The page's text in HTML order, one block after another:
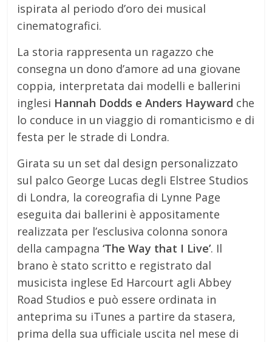
ispirata al periodo d’oro dei musical
cinematografici.
La storia rappresenta un ragazzo che
consegna un dono d’amore ad una giovane
coppia, interpretata dai modelli e ballerini
inglesi Hannah Dodds e Anders Hayward che
lo conduce in un viaggio di romanticismo e di
festa per le strade di Londra.
Girata su un set dal design personalizzato
sul palco George Lucas degli Elstree Studios
di Londra, la coreografia di Lynne Page
eseguita dai ballerini è appositamente
realizzata per l’esclusiva colonna sonora
della campagna ‘The Way that I Live’. Il
brano è stato scritto e registrato dal
musicista inglese Ed Harcourt agli Abbey
Road Studios e può essere ordinata in
anteprima su iTunes a partire da stasera,
prima della sua ufficiale uscita nel mese di